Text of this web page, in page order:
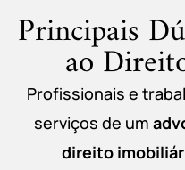
Principais
ao
Profissionais e
serviços de um
direito